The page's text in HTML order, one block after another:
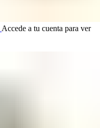
Accede a tu cuenta para ver